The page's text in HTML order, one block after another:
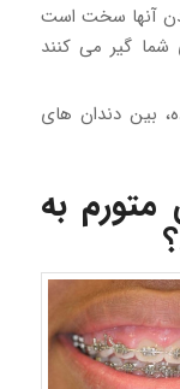
آنها سخت است
شما گیر می کنند
بین دندان های
به